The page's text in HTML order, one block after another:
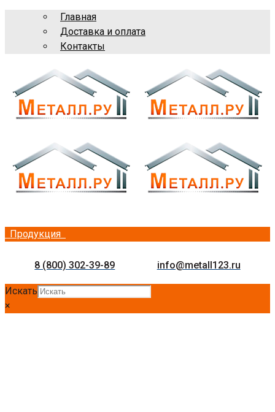
Главная
Доставка и оплата
Контакты
Продукция
8 (800) 302-39-89 info@metall123.ru
Искать
×